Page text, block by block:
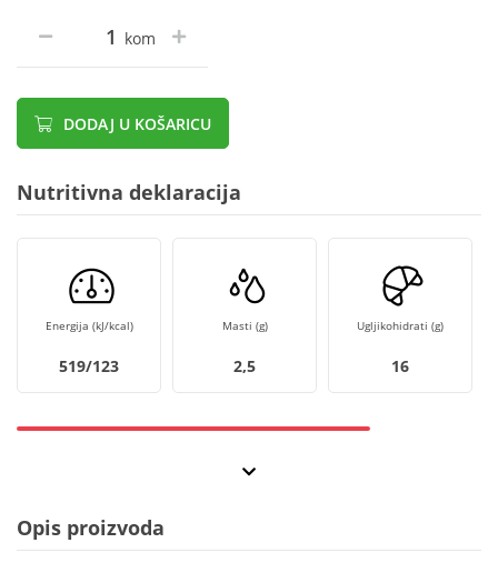
kom
DODAJ U KOŠARICU
Nutritivna deklaracija
Energija (kJ/kcal)
519/123
Masti (g)
2,5
Ugljikohidrati (g)
16
Opis proizvoda